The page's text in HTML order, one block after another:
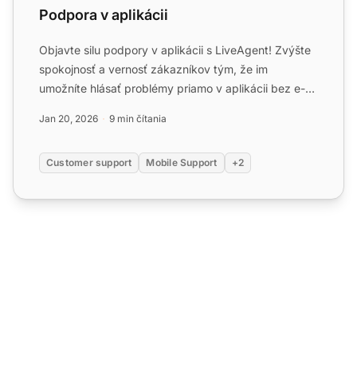
Podpora v aplikácii
Objavte silu podpory v aplikácii s LiveAgent! Zvýšte
spokojnosť a vernosť zákazníkov tým, že im
umožníte hlásať problémy priamo v aplikácii bez e-
Jan 20, 2026 9 min čítania
Customer support Mobile Support +2